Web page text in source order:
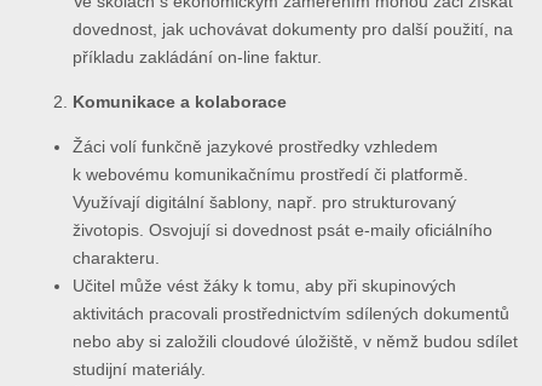
dovednost, jak uchovávat dokumenty pro další použití, na
příkladu zakládání on-line faktur.
Komunikace a kolaborace
Žáci volí funkčně jazykové prostředky vzhledem
k webovému komunikačnímu prostředí či platformě.
Využívají digitální šablony, např. pro strukturovaný
životopis. Osvojují si dovednost psát e-maily oficiálního
charakteru.
Učitel může vést žáky k tomu, aby při skupinových
aktivitách pracovali prostřednictvím sdílených dokumentů
nebo aby si založili cloudové úložiště, v němž budou sdílet
studijní materiály.